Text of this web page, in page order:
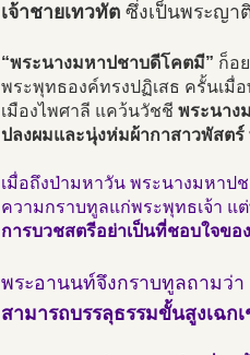
เจ้าชายเทวทัต ซึ่งเป็นพระญา
“พระนางมหาปชาบดีโคตมี” ก็อ
พระพุทธองค์ทรงปฏิเสธ ครั้นเมื่
เมืองไพศาลี แคว้นวัชชี พระนาง
ปลงผมและนุ่งห่มผ้ากาสาวพัสต
เมื่อถึงป่ามหาวัน พระนางมหาป
ความกราบทูลแก่พระพุทธเจ้า
การบวชสตรีอย่าเป็นที่ชอบใจของ
พระอานนท์จึงกราบทูลถามว่า
สามารถบรรลุธรรมขั้นสูงเฉก